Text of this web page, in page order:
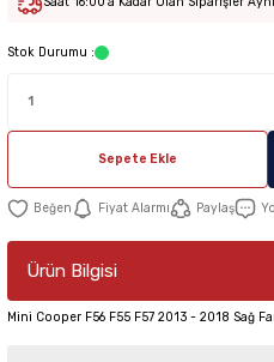
Stok Durumu :
Sepete Ekle
Fiyat Alarmı Paylaş
Ürün Bilgisi
Mini Cooper F56 F55 F57 2013 - 2018 Sağ